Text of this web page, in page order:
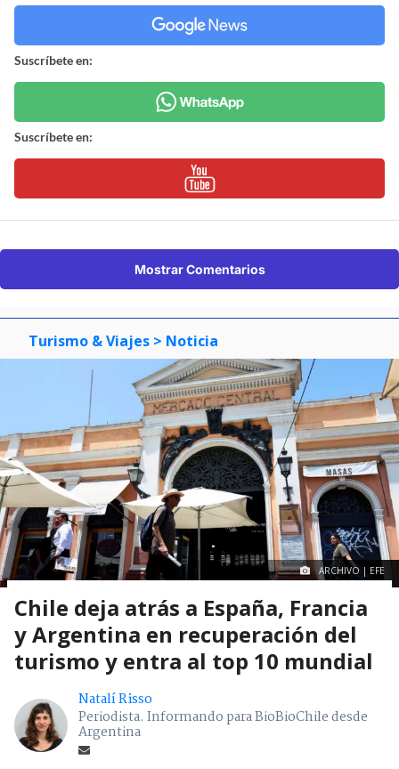
Suscríbete en:
Suscríbete en:
Mostrar Comentarios
Turismo & Viajes > Noticia
ARCHIVO | EFE
Chile deja atrás a España, Francia
y Argentina en recuperación del
turismo y entra al top 10 mundial
Natalí Risso
Periodista. Informando para BioBioChile desde
Argentina